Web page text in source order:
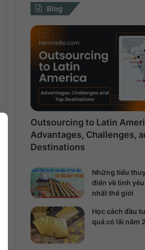
Blog
Outsourcing to Latin
Advantages, Challenges,
Destinations
Những tiểu
điển về tình
nhất thế giới
Học cách đầu
quả có lãi năm